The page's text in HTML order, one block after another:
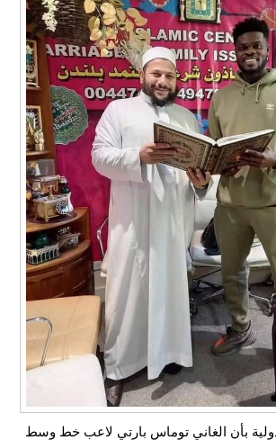
بأن الغاني توماس بارتي لاعب خط وسط